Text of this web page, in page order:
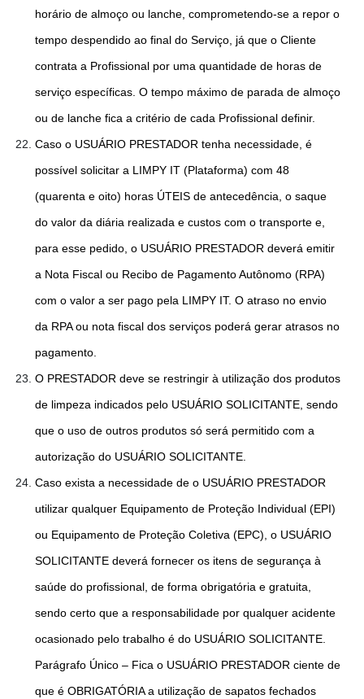
horário de almoço ou lanche, comprometendo-se a repor o
tempo despendido ao final do Serviço, já que o Cliente
contrata a Profissional por uma quantidade de horas de
serviço específicas. O tempo máximo de parada de almoço
ou de lanche fica a critério de cada Profissional definir.
Caso o USUÁRIO PRESTADOR tenha necessidade, é
possível solicitar a LIMPY IT (Plataforma) com 48
(quarenta e oito) horas ÚTEIS de antecedência, o saque
do valor da diária realizada e custos com o transporte e,
para esse pedido, o USUÁRIO PRESTADOR deverá emitir
a Nota Fiscal ou Recibo de Pagamento Autônomo (RPA)
com o valor a ser pago pela LIMPY IT. O atraso no envio
da RPA ou nota fiscal dos serviços poderá gerar atrasos no
pagamento.
O PRESTADOR deve se restringir à utilização dos produtos
de limpeza indicados pelo USUÁRIO SOLICITANTE, sendo
que o uso de outros produtos só será permitido com a
autorização do USUÁRIO SOLICITANTE.
Caso exista a necessidade de o USUÁRIO PRESTADOR
utilizar qualquer Equipamento de Proteção Individual (EPI)
ou Equipamento de Proteção Coletiva (EPC), o USUÁRIO
SOLICITANTE deverá fornecer os itens de segurança à
saúde do profissional, de forma obrigatória e gratuita,
sendo certo que a responsabilidade por qualquer acidente
ocasionado pelo trabalho é do USUÁRIO SOLICITANTE.
Parágrafo Único – Fica o USUÁRIO PRESTADOR ciente de
que é OBRIGATÓRIA a utilização de sapatos fechados